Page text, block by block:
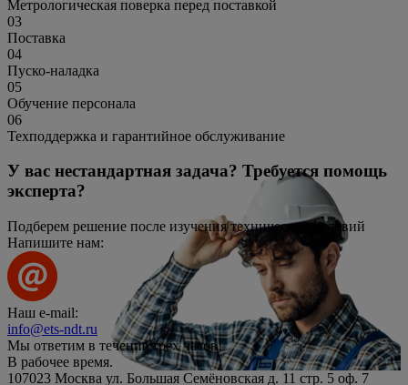
Метрологическая поверка перед поставкой
03
Поставка
04
Пуско-наладка
05
Обучение персонала
06
Техподдержка и гарантийное обслуживание
У вас нестандартная задача? Требуется помощь
эксперта?
Подберем решение после изучения технических условий
Напишите нам:
Наш e-mail:
info@ets-ndt.ru
Мы ответим в течениетрёх часов!
В рабочее время.
107023 Москва ул. Большая Семёновская д. 11 стр. 5 оф. 7